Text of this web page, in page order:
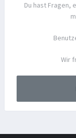
Du hast Fragen,
Wir